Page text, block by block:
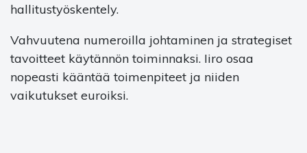
hallitustyöskentely.
Vahvuutena numeroilla johtaminen ja strategiset
tavoitteet käytännön toiminnaksi. Iiro osaa
nopeasti kääntää toimenpiteet ja niiden
vaikutukset euroiksi.